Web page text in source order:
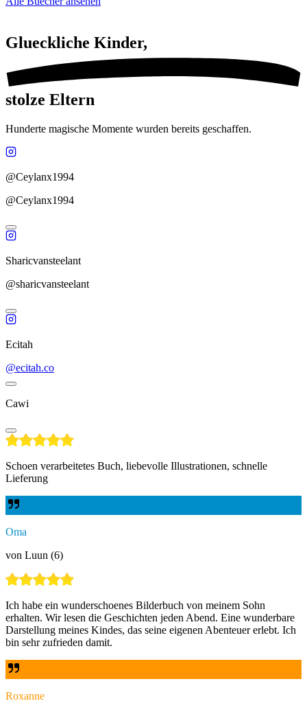
Glueckliche Kinder,
stolze Eltern
Hunderte magische Momente wurden bereits geschaffen.
@Ceylanx1994
@Ceylanx1994
Sharicvansteelant
@sharicvansteelant
Ecitah
@ecitah.co
Cawi
Schoen verarbeitetes Buch, liebevolle Illustrationen, schnelle
Lieferung
Oma
von Luun (6)
Ich habe ein wunderschoenes Bilderbuch von meinem Sohn
erhalten. Wir lesen die Geschichten jeden Abend. Eine wunderbare
Darstellung meines Kindes, das seine eigenen Abenteuer erlebt. Ich
bin sehr zufrieden damit.
Roxanne